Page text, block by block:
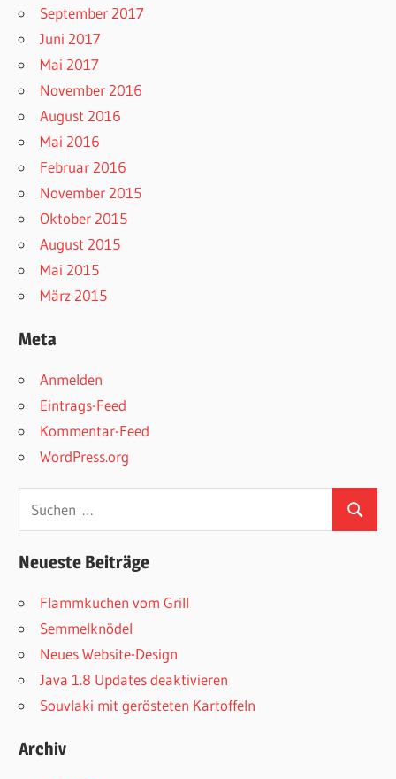
September 2017
Juni 2017
Mai 2017
November 2016
August 2016
Mai 2016
Februar 2016
November 2015
Oktober 2015
August 2015
Mai 2015
März 2015
Meta
Anmelden
Eintrags-Feed
Kommentar-Feed
WordPress.org
Suchen
nach:
Suchen
Neueste Beiträge
Flammkuchen vom Grill
Semmelknödel
Neues Website-Design
Java 1.8 Updates deaktivieren
Souvlaki mit gerösteten Kartoffeln
Archiv